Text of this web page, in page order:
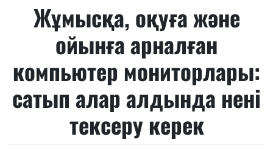
Жұмысқа, оқуға және
ойынға арналған
компьютер мониторлары:
сатып алар алдында нені
тексеру керек